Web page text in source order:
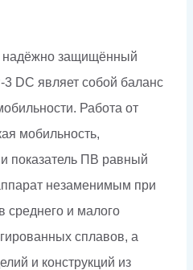
защищённый
DC являет собой баланс
Работа от
мобильность,
показатель ПВ равный
незаменимым при
среднего и малого
сплавов, а
и конструкций из